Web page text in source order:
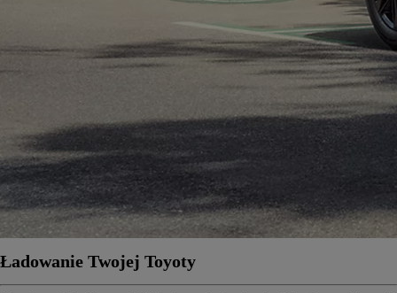
Ładowanie Twojej Toyoty